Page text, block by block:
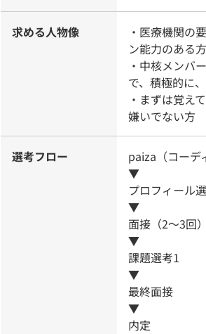
求める人物像
・医療機関の
ン能力のある方
・中核メンバ
で、積極的に
・まずは覚え
嫌いでない方
選考フロー
paiza（コーデ
▼
プロフィール
▼
面接（2〜3回）
▼
課題選考1
▼
最終面接
▼
内定